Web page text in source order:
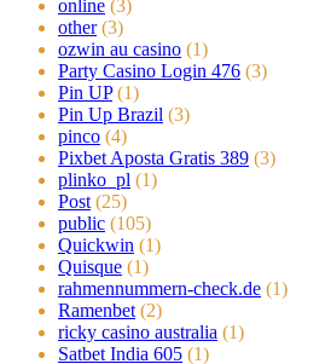
online (3)
other (3)
ozwin au casino (1)
Party Casino Login 476 (3)
Pin UP (1)
Pin Up Brazil (3)
pinco (4)
Pixbet Aposta Gratis 389 (3)
plinko_pl (1)
Post (25)
public (105)
Quickwin (1)
Quisque (1)
rahmennummern-check.de (1)
Ramenbet (2)
ricky casino australia (1)
Satbet India 605 (1)